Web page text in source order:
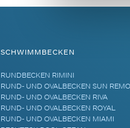
SCHWIMMBECKEN
RUNDBECKEN RIMINI
RUND- UND OVALBECKEN SUN REMO
RUND- UND OVALBECKEN RIVA
RUND- UND OVALBECKEN ROYAL
RUND- UND OVALBECKEN MIAMI